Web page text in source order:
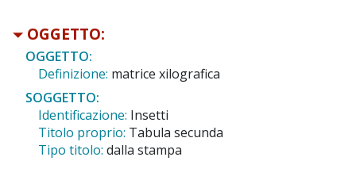
OGGETTO:
OGGETTO:
Definizione: matrice xilografica
SOGGETTO:
Identificazione: Insetti
Titolo proprio: Tabula secunda
Tipo titolo: dalla stampa